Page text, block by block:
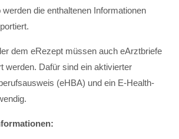
die enthaltenen Informationen
dem eRezept müssen auch eArztbriefe
werden. Dafür sind ein aktivierter
(eHBA) und ein E-Health-